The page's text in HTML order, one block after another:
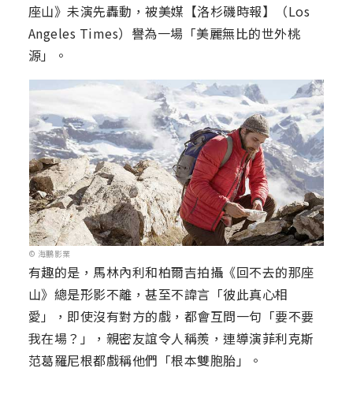
座山》未演先轟動，被美媒【洛杉磯時報】（Los
Angeles Times）譽為一場「美麗無比的世外桃
源」。
© 海鵬影業
有趣的是，馬林內利和柏爾吉拍攝《回不去的那座
山》總是形影不離，甚至不諱言「彼此真心相
愛」，即使沒有對方的戲，都會互問一句「要不要
我在場？」，親密友誼令人稱羨，連導演菲利克斯
范葛羅尼根都戲稱他們「根本雙胞胎」。